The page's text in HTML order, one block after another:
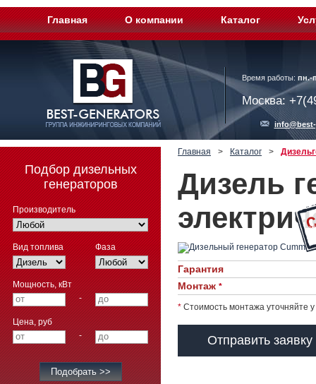
Главная О компании Каталог
Время работы: пн.-
Москва:
Подбор дизельных
генераторов
Производитель
Вид топлива Фаза
Мощность, кВт
-
Цена, руб
-
Главная > Каталог >
Дизель
Гарантия
Монтаж *
* Стоимость монтажа уточняйте
Отправить